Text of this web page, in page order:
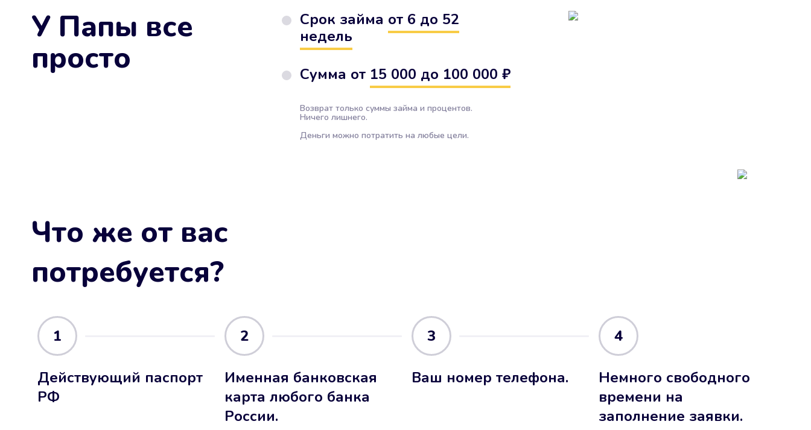
У Папы все
просто
Срок займа от 6 до 52
недель
Сумма от 15 000 до 100 000 ₽
Возврат только суммы займа и процентов.
Ничего лишнего.
Деньги можно потратить на любые цели.
Что же от вас
потребуется?
1
Действующий паспорт
РФ
2
Именная банковская
карта любого банка
России.
3
Ваш номер телефона.
4
Немного свободного
времени на
заполнение заявки.